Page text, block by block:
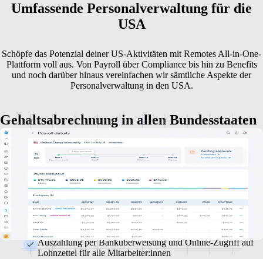
Umfassende Personalverwaltung für die
USA
Schöpfe das Potenzial deiner US-Aktivitäten mit Remotes All-in-One-
Plattform voll aus. Von Payroll über Compliance bis hin zu Benefits
und noch darüber hinaus vereinfachen wir sämtliche Aspekte der
Personalverwaltung in den USA.
Gehaltsabrechnung in allen Bundesstaaten
Endlich ist die Gehaltsabrechnung in den USA so einfach, wie sie sein
sollte. Remote stellt Genauigkeit, Effizienz und Rechtssicherheit für
jeden Schritt sicher.
Präzise und verlässliche automatische Berechnung
bundesstaatlicher und nationaler Steuern
Monatliche oder zweiwöchentliche Auszahlungen mit
minimalem Aufwand
Auszahlung per Banküberweisung und Online-Zugriff auf
Lohnzettel für alle Mitarbeiter:innen